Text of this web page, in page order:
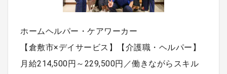
ホームヘルパー・ケアワーカー
【倉敷市×デイサービス】【介護職・ヘルパー】
月給214,500円～229,500円／働きながらスキル